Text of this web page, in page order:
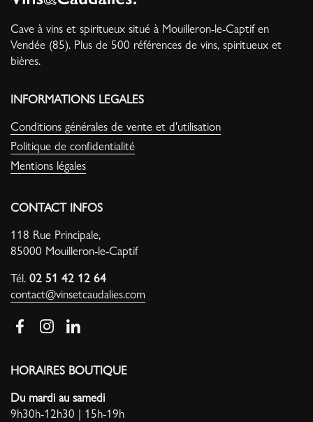
Cave à vins et spiritueux situé à Mouilleron-le-Captif en
Vendée (85). Plus de 500 références de vins, spiritueux et
bières.
INFORMATIONS LEGALES
Conditions générales de vente et d'utilisation
Politique de confidentialité
Mentions légales
CONTACT INFOS
118 Rue Principale,
85000 Mouilleron-le-Captif
Tél. 02 51 42 12 64
contact@vinsetcaudalies.com
FacebookInstagramLinkedIn
HORAIRES BOUTIQUE
Du mardi au samedi
9h30h-12h30 | 15h-19h